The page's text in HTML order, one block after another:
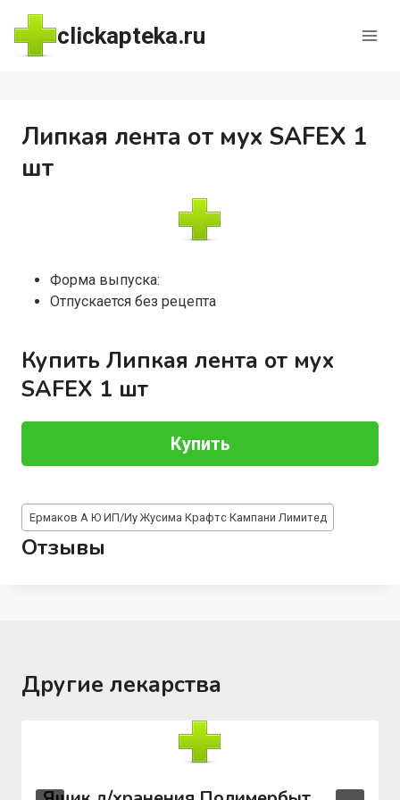
Перейти
содержимому
clickapteka.ru
Липкая лента от мух SAFEX 1
шт
Форма выпуска:
Отпускается без рецепта
Купить Липкая лента от мух
SAFEX 1 шт
Купить
Метки
записи:
Ермаков А Ю ИП/Иу Жусима Крафтс Кампани Лимитед
Отзывы
Другие лекарства